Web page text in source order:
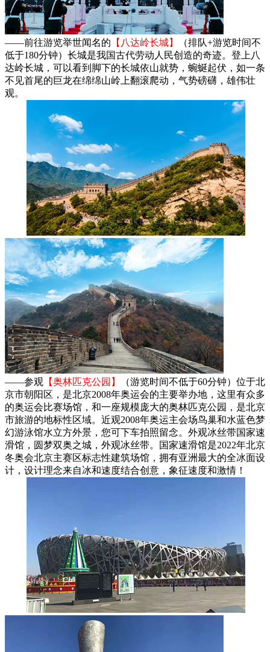
——前往游览举世闻名的 【八达岭长城】
（排队+游览时间不
低于180分钟）长城是我国古代劳动人民创造的奇迹。登上八
达岭长城，可以看到脚下的长城依山就势，蜿蜒起伏，如一条
不见首尾的巨龙在绵绵山岭上翻滚爬动，气势磅礴，雄伟壮
观。
——参观 【奥林匹克公园】
（游览时间不低于60分钟）位于北
京市朝阳区，是北京2008年奥运会的主要举办地，这里有众多
的奥运会比赛场馆，和一座规模庞大的奥林匹克公园，是北京
市旅游的地标性区域。近观2008年奥运主会场鸟巢和水蓝色梦
幻游泳馆水立方外景，您可下车拍照留念。外观冰丝带国家速
滑馆，圆梦双奥之城，外观冰丝带。国家速滑馆是2022年北京
冬奥会北京主赛区标志性建筑场馆，拥有亚洲最大的全冰面设
计，设计理念来自冰和速度结合创意，象征速度和激情！